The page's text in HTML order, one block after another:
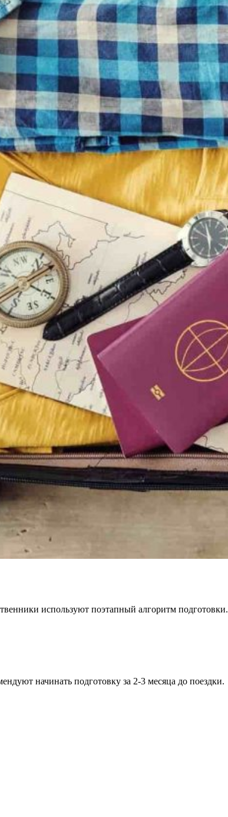
используют поэтапный алгоритм подготовки.
начинать подготовку за 2-3 месяца до поездки.